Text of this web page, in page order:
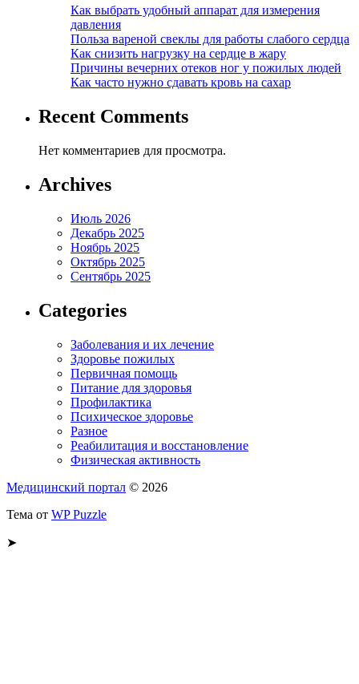
Как выбрать удобный аппарат для измерения
давления
Польза вареной свеклы для работы слабого сердца
Как снизить нагрузку на сердце в жару
Причины вечерних отеков ног у пожилых людей
Как часто нужно сдавать кровь на сахар
Recent Comments
Нет комментариев для просмотра.
Archives
Июль 2026
Декабрь 2025
Ноябрь 2025
Октябрь 2025
Сентябрь 2025
Categories
Заболевания и их лечение
Здоровье пожилых
Первичная помощь
Питание для здоровья
Профилактика
Психическое здоровье
Разное
Реабилитация и восстановление
Физическая активность
Медицинский портал © 2026
Тема от WP Puzzle
➤